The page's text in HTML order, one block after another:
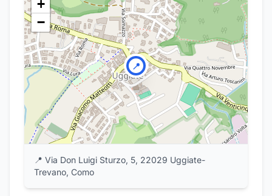
📍
+
−
📍 Via Don Luigi Sturzo, 5, 22029 Uggiate-
Trevano, Como